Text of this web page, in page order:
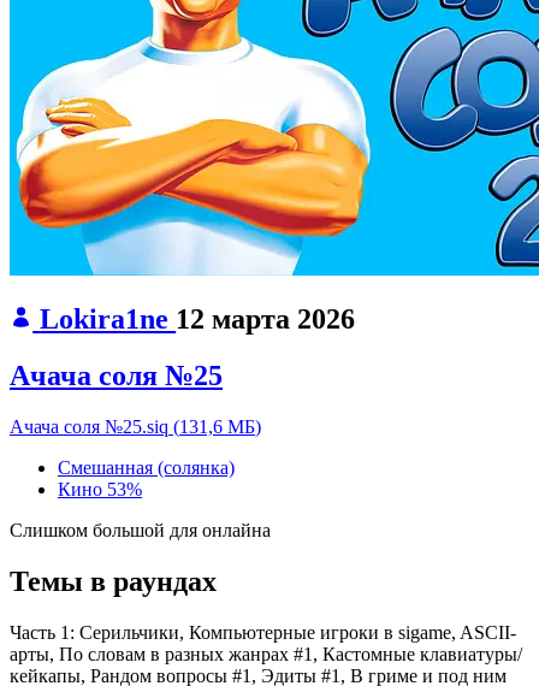
Lokira1ne 12 марта 2026
Ачача соля №25
Ачача соля №25.siq (131,6 МБ)
Смешанная (солянка)
Кино 53%
Слишком большой для онлайна
Темы в раундах
Часть 1: Серильчики, Компьютерные игроки в sigame, ASCII-
арты, По словам в разных жанрах #1, Кастомные клавиатуры/
кейкапы, Рандом вопросы #1, Эдиты #1, В гриме и под ним